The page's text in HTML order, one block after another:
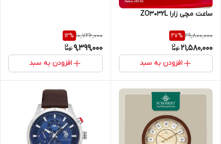
ساعت مچی زارا ZO3032L
29,800,000
27%
21,580,000
افزودن به سبد
10,726,000
12%
9,399,000
افزودن به سبد